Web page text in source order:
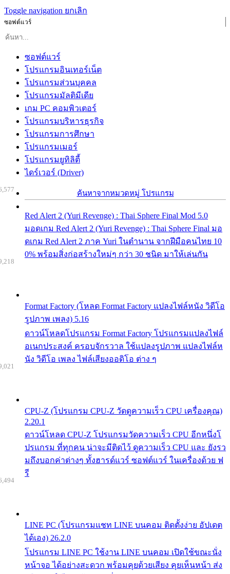
Toggle navigation ยกเลิก
ซอฟต์แวร์
ซอฟต์แวร์
โปรแกรมอินเทอร์เน็ต
โปรแกรมส่วนบุคคล
โปรแกรมมัลติมีเดีย
เกม PC คอมพิวเตอร์
โปรแกรมบริหารธุรกิจ
โปรแกรมการศึกษา
โปรแกรมเมอร์
โปรแกรมยูทิลิตี้
ไดร์เวอร์ (Driver)
ค้นหาจากหมวดหมู่ โปรแกรม
Red Alert 2 (Yuri Revenge) : Thai Sphere Final Mod 5.0
มอดเกม Red Alert 2 (Yuri Revenge) : Thai Sphere Final มอ
ดเกม Red Alert 2 ภาค Yuri ในตำนาน จากฝีมือคนไทย 10
0% พร้อมสิ่งก่อสร้างใหม่ๆ กว่า 30 ชนิด มาให้เล่นกัน
Format Factory (โหลด Format Factory แปลงไฟล์หนัง วิดีโอ
รูปภาพ เพลง) 5.16
ดาวน์โหลดโปรแกรม Format Factory โปรแกรมแปลงไฟล์
อเนกประสงค์ ครอบจักรวาล ใช้แปลงรูปภาพ แปลงไฟล์ห
นัง วิดีโอ เพลง ไฟล์เสียงออดิโอ ต่าง ๆ
CPU-Z (โปรแกรม CPU-Z วัดดูความเร็ว CPU เครื่องคุณ)
2.20.1
ดาวน์โหลด CPU-Z โปรแกรมวัดความเร็ว CPU อีกหนึ่งโ
ปรแกรม ที่ทุกคน น่าจะมีติดไว้ ดูความเร็ว CPU และ ยังรว
มถึงบอกค่าต่างๆ ทั้งฮารด์แวร์ ซอฟต์แวร์ ในเครื่องด้วย ฟ
รี
LINE PC (โปรแกรมแชท LINE บนคอม ติดตั้งง่าย อัปเดต
ได้เอง) 26.2.0
โปรแกรม LINE PC ใช้งาน LINE บนคอม เปิดใช้ขณะนั่ง
หน้าจอ ได้อย่างสะดวก พร้อมคุยด้วยเสียง คุยเห็นหน้า ส่ง